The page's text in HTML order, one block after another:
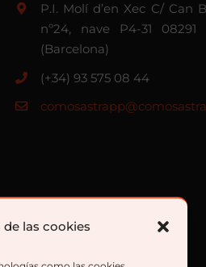
las cookies
P.I. Molí d’en Xec C/ Can
nº24, nave P4-31 08291
(Barcelona)
(+34) 93 575 08 44